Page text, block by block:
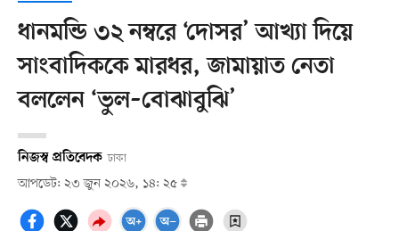
ধানমন্ডি ৩২ নম্বরে ‘দোসর’ আখ্যা দিয়ে
সাংবাদিককে মারধর, জামায়াত নেতা
বললেন ‘ভুল–বোঝাবুঝি’
নিজস্ব প্রতিবেদক ঢাকা
আপডেট: ২৩ জুন ২০২৬, ১৪: ২৫